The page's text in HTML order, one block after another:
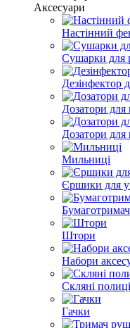
Аксесуари
Настінний
Сушарки для
Дезінфектор
Дозатори для
Дозатори для
Мильниці
Єршики для
Бумаготримач
Штори
Набори
Скляні
Гачки